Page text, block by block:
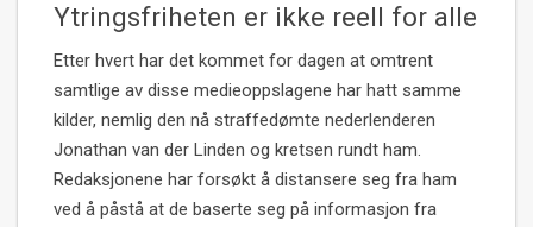
Ytringsfriheten er ikke reell for alle
Etter hvert har det kommet for dagen at omtrent
samtlige av disse medieoppslagene har hatt samme
kilder, nemlig den nå straffedømte nederlenderen
Jonathan van der Linden og kretsen rundt ham.
Redaksjonene har forsøkt å distansere seg fra ham
ved å påstå at de baserte seg på informasjon fra